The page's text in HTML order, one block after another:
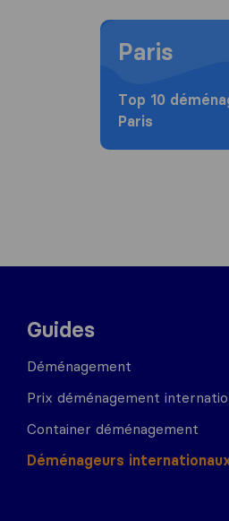
Moving to Paris
Paris
Top 10
Paris
Guides
Déménagement
Prix déménagement
Container déménagement
Déménageurs